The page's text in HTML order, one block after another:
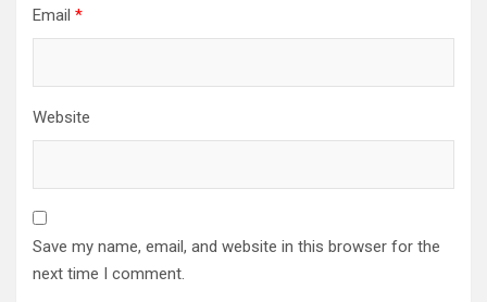
Email *
Website
Save my name, email, and website in this browser for the
next time I comment.